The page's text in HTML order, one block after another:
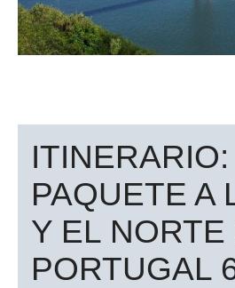
ITINERARIO:
PAQUETE A
Y EL NORTE
PORTUGAL